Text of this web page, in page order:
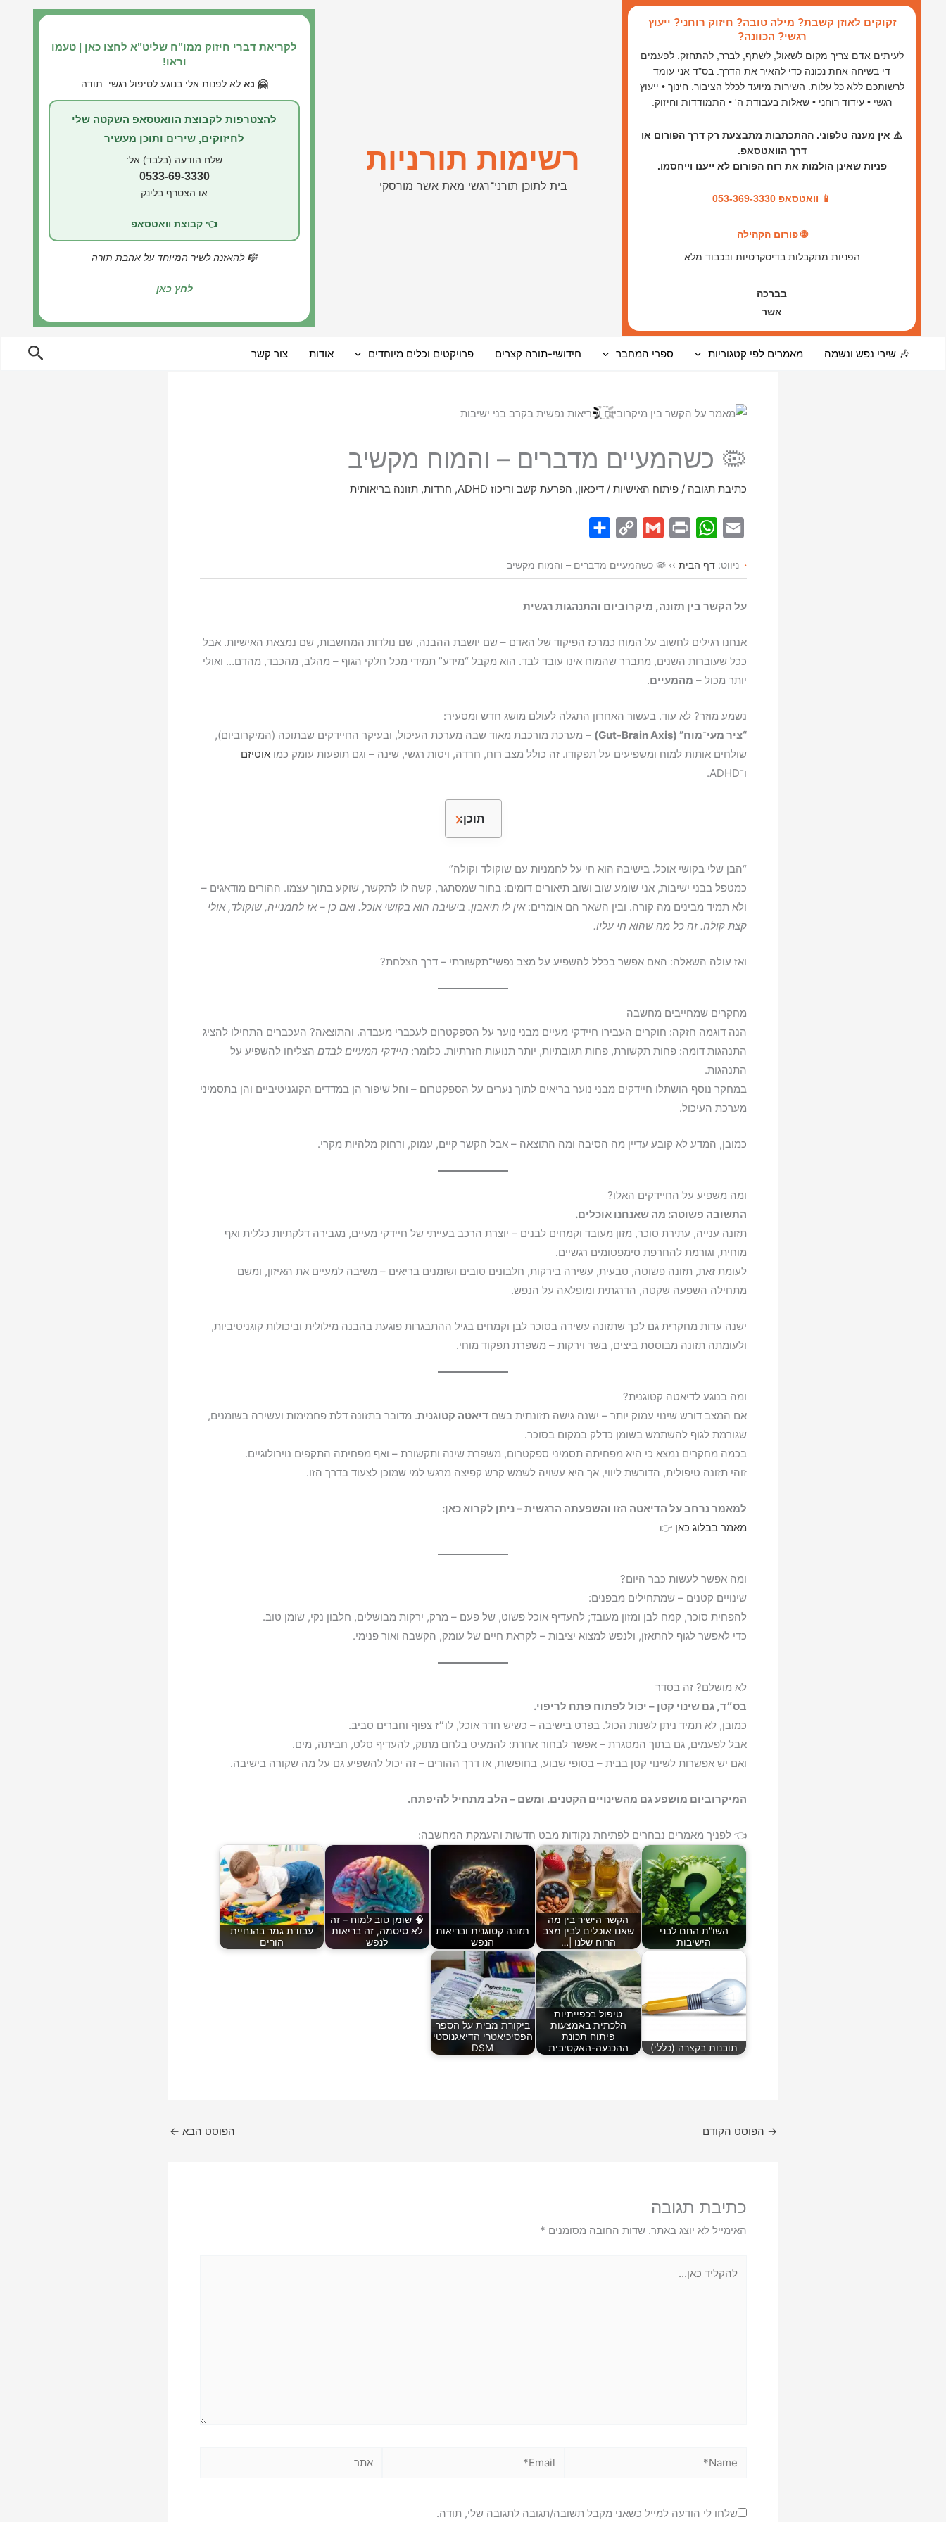
זקוקים לאוזן קשבת? מילה טובה? חיזוק רוחני? ייעוץ
רגשי? הכוונה?
לעיתים אדם צריך מקום לשאול, לשתף, לברר, להתחזק. לפעמים
די בשיחה אחת נכונה כדי להאיר את הדרך. בס"ד אני עומד
לרשותכם ללא כל עלות. השירות מיועד לכלל הציבור. חינוך • ייעוץ
רגשי • עידוד רוחני • שאלות בעבודת ה' • התמודדות וחיזוק.
⚠️ אין מענה טלפוני. ההתכתבות מתבצעת רק דרך הפורום או
דרך הוואטסאפ.
פניות שאינן הולמות את רוח הפורום לא ייענו וייחסמו.
📱 וואטסאפ 053-369-3330
🌐 פורום הקהילה
הפניות מתקבלות בדיסקרטיות ובכבוד מלא
בברכה
אשר
רשימות תורניות
בית לתוכן תורני־רגשי מאת אשר מורסקי
לקריאת דברי חיזוק ממו"ח שליט"א לחצו כאן | טעמו
וראו!
🤗 נא לא לפנות אלי בנוגע לטיפול רגשי. תודה
להצטרפות לקבוצת הוואטסאפ השקטה שלי
לחיזוקים, שירים ותוכן מעשיר
שלח הודעה (בלבד) אל:
0533-69-3330
או הצטרף בלינק
👈 קבוצת וואטסאפ
🎼 להאזנה לשיר המיוחד על אהבת תורה
לחץ כאן
🎶 שירי נפש ונשמה מאמרים לפי קטגוריות ספרי המחבר חידושי-תורה קצרים פרויקטים וכלים מיוחדים אודות צור קשר חיפוש
🦠 כשהמעיים מדברים – והמוח מקשיב
כתיבת תגובה /פיתוח האישיות /דיכאון, הפרעת קשב וריכוז ADHD , חרדות,תזונה בריאותית
a
l
W
a
s
p
t
G
a
l
p
L
a
e
ניווט:דף הבית ››🦠 כשהמעיים מדברים – והמוח מקשיב
על הקשר בין תזונה, מיקרוביום והתנהגות רגשית
אנחנו רגילים לחשוב על המוח כמרכז הפיקוד של האדם – שם יושבת ההבנה, שם נולדות המחשבות, שם נמצאת האישיות. אבל
ככל שעוברות השנים, מתברר שהמוח אינו עובד לבד. הוא מקבל “מידע” תמידי מכל חלקי הגוף – מהלב, מהכבד, מהדם… ואולי
יותר מכול – מהמעיים.
נשמע מוזר? לא עוד. בעשור האחרון התגלה לעולם מושג חדש ומסעיר:
“ציר מעי־מוח” (Gut-Brain Axis)
– מערכת מורכבת מאוד שבה מערכת העיכול, ובעיקר החיידקים שבתוכה (המיקרוביום),
שולחים אותות למוח ומשפיעים על תפקודו. זה כולל מצב רוח, חרדה, ויסות רגשי, שינה – וגם תופעות עומק כמואוטיזם
ו־ADHD.
תוכן:
“הבן שלי בקושי אוכל. בישיבה הוא חי על לחמניות עם שוקולד וקולה”
כמטפל בבני ישיבות, אני שומע שוב ושוב תיאורים דומים: בחור שמסתגר, קשה לו לתקשר, שוקע בתוך עצמו. ההורים מודאגים –
ולא תמיד מבינים מה קורה. ובין השאר הם אומרים:אין לו תיאבון. בישיבה הוא בקושי אוכל. ואם כן – אז לחמנייה, שוקולד, אולי
קצת קולה. זה כל מה שהוא חי עליו.
ואז עולה השאלה: האם אפשר בכלל להשפיע על מצב נפשי־תקשורתי – דרך הצלחת?
מחקרים שמחייבים מחשבה
הנה דוגמה חזקה: חוקרים העבירו חיידקי מעיים מבני נוער על הספקטרום לעכברי מעבדה. והתוצאה? העכברים התחילו להציג
התנהגות דומה: פחות תקשורת, פחות תגובתיות, יותר תנועות חזרתיות. כלומר: חיידקי המעיים לבדם הצליחו להשפיע על
התנהגות.
במחקר נוסף הושתלו חיידקים מבני נוער בריאים לתוך נערים על הספקטרום – וחל שיפור הן במדדים הקוגניטיביים והן בתסמיני
מערכת העיכול.
כמובן, המדע לא קובע עדיין מה הסיבה ומה התוצאה – אבל הקשר קיים, עמוק, ורחוק מלהיות מקרי.
ומה משפיע על החיידקים האלו?
התשובה פשוטה: מה שאנחנו אוכלים.
תזונה ענייה, עתירת סוכר, מזון מעובד וקמחים לבנים – יוצרת הרכב בעייתי של חיידקי מעיים, מגבירה דלקתיות כללית ואף
מוחית, וגורמת להחרפת סימפטומים רגשיים.
לעומת זאת, תזונה פשוטה, טבעית, עשירה בירקות, חלבונים טובים ושומנים בריאים – משיבה למעיים את האיזון, ומשם
מתחילה השפעה שקטה, הדרגתית ומופלאה על הנפש.
ישנה עדות מחקרית גם לכך שתזונה עשירה בסוכר לבן וקמחים בגיל ההתבגרות פוגעת בהבנה מילולית וביכולות קוגניטיביות,
ולעומתה תזונה מבוססת ביצים, בשר וירקות – משפרת תפקוד מוחי.
ומה בנוגע לדיאטה קטוגנית?
אם המצב דורש שינוי עמוק יותר – ישנה גישה תזונתית בשםדיאטה קטוגנית. מדובר בתזונה דלת פחמימות ועשירה בשומנים,
שגורמת לגוף להשתמש בשומן כדלק במקום בסוכר.
בכמה מחקרים נמצא כי היא מפחיתה תסמיני ספקטרום, משפרת שינה ותקשורת – ואף מפחיתה התקפים נוירולוגיים.
זוהי תזונה טיפולית, הדורשת ליווי, אך היא עשויה לשמש קרש קפיצה מרגש למי שמוכן לצעוד בדרך הזו.
למאמר נרחב על הדיאטה הזו והשפעתה הרגשית – ניתן לקרוא כאן:
מאמר בבלוג כאן 👉
ומה אפשר לעשות כבר היום?
שינויים קטנים – שמתחילים מבפנים:
להפחית סוכר, קמח לבן ומזון מעובד; להעדיף אוכל פשוט, של פעם – מרק, ירקות מבושלים, חלבון נקי, שומן טוב.
כדי לאפשר לגוף להתאזן, ולנפש למצוא יציבות – לקראת חיים של עומק, הקשבה ואור פנימי.
לא מושלם? זה בסדר
בס״ד, גם שינוי קטן – יכול לפתוח פתח לריפוי.
כמובן, לא תמיד ניתן לשנות הכול. בפרט בישיבה – כשיש חדר אוכל, לו״ז צפוף וחברים סביב.
אבל לפעמים, גם בתוך המסגרת – אפשר לבחור אחרת: להמעיט בלחם מתוק, להעדיף סלט, חביתה, מים.
ואם יש אפשרות לשינוי קטן בבית – בסופי שבוע, בחופשות, או דרך ההורים – זה יכול להשפיע גם על מה שקורה בישיבה.
המיקרוביום מושפע גם מהשינויים הקטנים. ומשם – הלב מתחיל להיפתח.
👈 לפניך מאמרים נבחרים לפתיחת נקודות מבט חדשות והעמקת המחשבה:
השו"ת החם לבני
הישיבות
הקשר הישיר בין מה
שאנו אוכלים לבין מצב
הרוח שלנו |…
תזונה קטוגנית ובריאות
הנפש
🧠 שומן טוב למוח – זה
לא סיסמה, זה בריאות
לנפש
עבודת גמר בהנחיית
הורים
תובנות בקצרה (כללי)
טיפול בכפייתיות
הלכתית באמצעות
פיתוח תכונת
ההכנעה-האקטיבית
ביקורת מבית על הספר
הפסיכיאטרי הדיאגנוסטי
DSM
→ הפוסט הקודם הפוסט הבא ←
כתיבת תגובה
האימייל לא יוצג באתר. שדות החובה מסומנים *
Email*
שלחו לי הודעה למייל כשאני מקבל תשובה/תגובה לתגובה שלי, תודה.